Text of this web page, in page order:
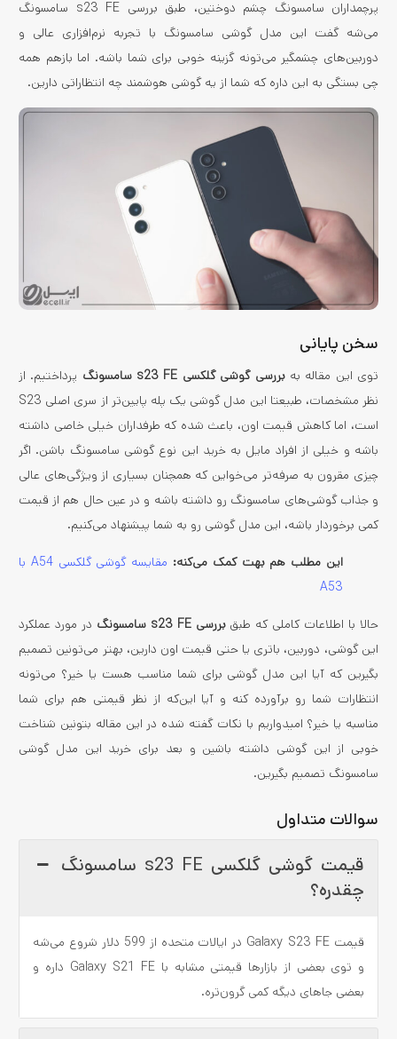
پرچمداران سامسونگ چشم دوختین، طبق بررسی s23 FE سامسونگ
می‌شه گفت این مدل گوشی سامسونگ با تجربه نرم‌افزاری عالی و
دوربین‌های چشمگیر می‌تونه گزینه خوبی برای شما باشه. اما بازهم همه
چی بستگی به این داره که شما از یه گوشی هوشمند چه انتظاراتی دارین.
سخن پایانی
توی این مقاله بهبررسی گوشی گلکسی s23 FE سامسونگ
پرداختیم. از
نظر مشخصات، طبیعتا این مدل گوشی یک پله پایین‌تر از سری اصلی S23
است، اما کاهش قیمت اون، باعث شده که طرفداران خیلی خاصی داشته
باشه و خیلی از افراد مایل به خرید این نوع گوشی سامسونگ باشن. اگر
چیزی مقرون به صرفه‌تر می‌خواین که همچنان بسیاری از ویژگی‌های عالی
و جذاب گوشی‌های سامسونگ رو داشته باشه و در عین حال هم از قیمت
کمی برخوردار باشه، این مدل گوشی رو به شما پیشنهاد می‌کنیم.
این مطلب هم بهت کمک می‌کنه:
مقایسه گوشی گلکسی A54 با
A53
حالا با اطلاعات کاملی که طبقبررسی s23 FE سامسونگ
در مورد عملکرد
این گوشی، دوربین، باتری یا حتی قیمت اون دارین، بهتر می‌تونین تصمیم
بگیرین که آیا این مدل گوشی برای شما مناسب هست یا خیر؟ می‌تونه
انتظارات شما رو برآورده کنه و آیا این‌که از نظر قیمتی هم برای شما
مناسبه یا خیر؟ امیدواریم با نکات گفته شده در این مقاله بتونین شناخت
خوبی از این گوشی داشته باشین و بعد برای خرید این مدل گوشی
سامسونگ تصمیم بگیرین.
سوالات متداول
قیمت گوشی گلکسی s23 FE سامسونگ
چقدره؟
قیمت Galaxy S23 FE در ایالات متحده از 599 دلار شروع می‌شه
و توی بعضی از بازارها قیمتی مشابه با Galaxy S21 FE داره و
بعضی جاهای دیگه کمی گرون‌تره.